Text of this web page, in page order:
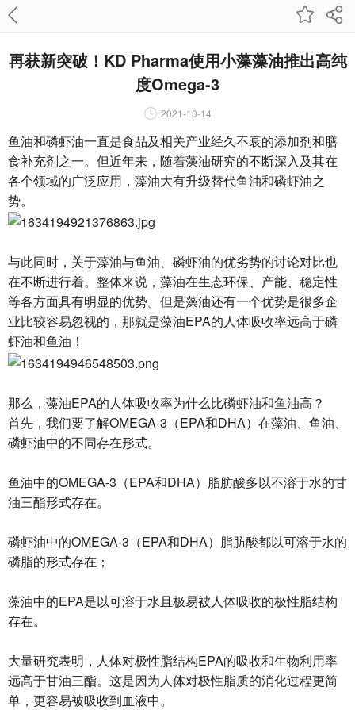
再获新突破！KD Pharma使用小藻藻油推出高纯
度Omega-3
2021-10-14
鱼油和磷虾油一直是食品及相关产业经久不衰的添加剂和膳
食补充剂之一。但近年来，随着藻油研究的不断深入及其在
各个领域的广泛应用，藻油大有升级替代鱼油和磷虾油之
势。
与此同时，关于藻油与鱼油、磷虾油的优劣势的讨论对比也
在不断进行着。整体来说，藻油在生态环保、产能、稳定性
等各方面具有明显的优势。但是藻油还有一个优势是很多企
业比较容易忽视的，那就是藻油EPA的人体吸收率远高于磷
虾油和鱼油！
那么，藻油EPA的人体吸收率为什么比磷虾油和鱼油高？
首先，我们要了解OMEGA-3（EPA和DHA）在藻油、鱼油、
磷虾油中的不同存在形式。
鱼油中的OMEGA-3（EPA和DHA）脂肪酸多以不溶于水的甘
油三酯形式存在。
磷虾油中的OMEGA-3（EPA和DHA）脂肪酸都以可溶于水的
磷脂的形式存在；
藻油中的EPA是以可溶于水且极易被人体吸收的极性脂结构
存在。
大量研究表明，人体对极性脂结构EPA的吸收和生物利用率
远高于甘油三酯。这是因为人体对极性脂质的消化过程更简
单，更容易被吸收到血液中。